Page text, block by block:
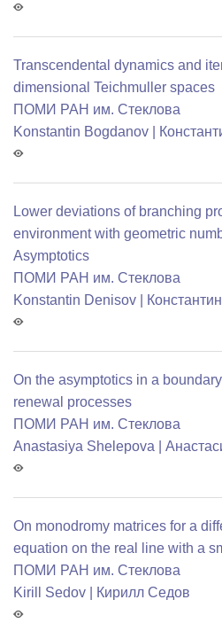
Transcendental dynamics and
dimensional Teichmuller spaces
ПОМИ РАН им. Стеклова
Konstantin Bogdanov |
Lower deviations of branching
environment with geometric
Asymptotics
ПОМИ РАН им. Стеклова
Konstantin Denisov |
On the asymptotics in a
renewal processes
ПОМИ РАН им. Стеклова
Anastasiya Shelepova |
On monodromy matrices for a
equation on the real line with a
ПОМИ РАН им. Стеклова
Kirill Sedov | Кирилл Седов